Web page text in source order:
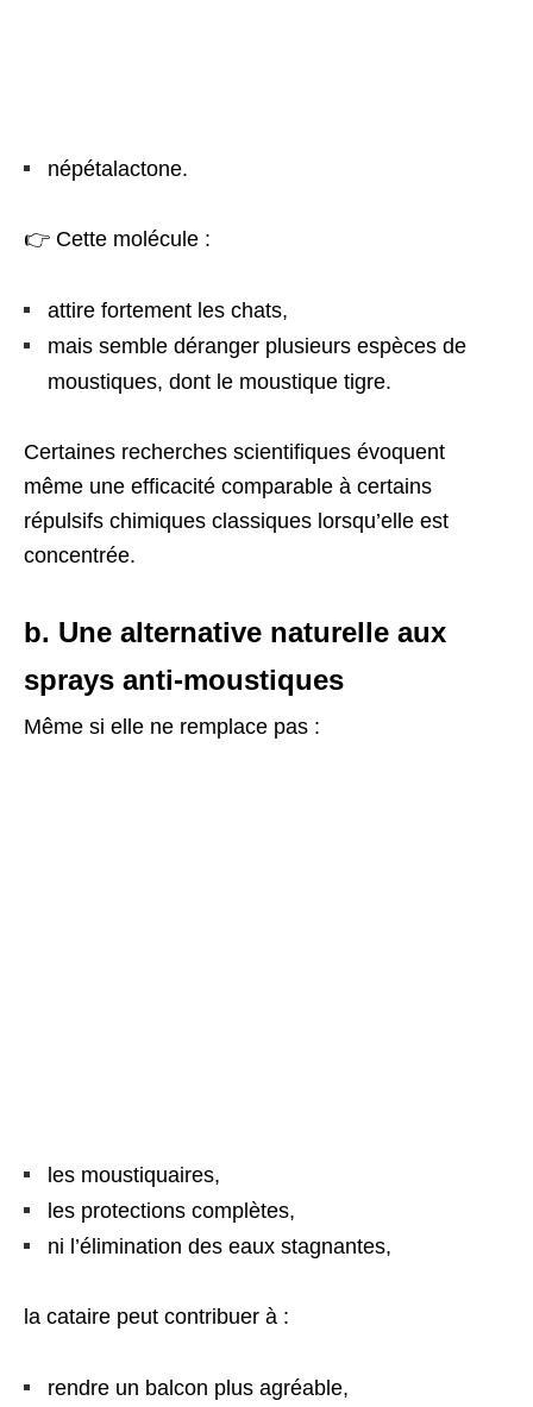
népétalactone.
👉 Cette molécule :
attire fortement les chats,
mais semble déranger plusieurs espèces de
moustiques, dont le moustique tigre.
Certaines recherches scientifiques évoquent
même une efficacité comparable à certains
répulsifs chimiques classiques lorsqu’elle est
concentrée.
b. Une alternative naturelle aux
sprays anti-moustiques
Même si elle ne remplace pas :
les moustiquaires,
les protections complètes,
ni l’élimination des eaux stagnantes,
la cataire peut contribuer à :
rendre un balcon plus agréable,